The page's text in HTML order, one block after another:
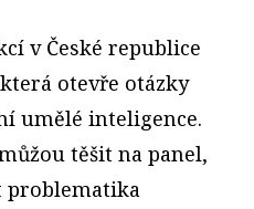
v České republice
otevře otázky
umělé inteligence.
těšit na panel,
problematika